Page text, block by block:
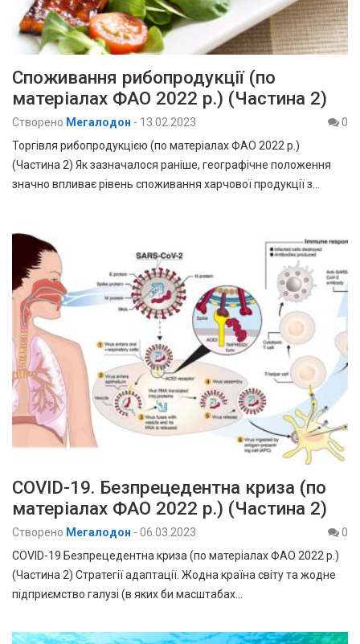
Споживання рибопродукції (по
матеріалах ФАО 2022 р.) (Частина 2)
Створено Мегалодон - 13.02.2023
0
Торгівля рибопродукцією (по матеріалах ФАО 2022 р.)
(Частина 2) Як зазначалося раніше, географічне положення
значно впливає рівень споживання харчової продукції з…
COVID-19. Безпрецедентна криза (по
матеріалах ФАО 2022 р.) (Частина 2)
Створено Мегалодон - 06.03.2023
0
COVID-19 Безпрецедентна криза (по матеріалах ФАО 2022 р.)
(Частина 2) Стратегії адаптації. Жодна країна світу та жодне
підприємство галузі (в яких би масштабах…